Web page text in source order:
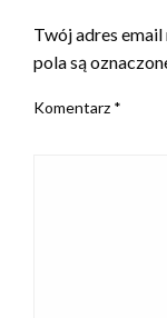
Twój adres
pola są
Komentarz *